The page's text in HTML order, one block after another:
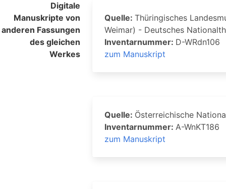
Digitale
Manuskripte von
anderen Fassungen
des gleichen
Werkes
Quelle:Thüringisches
Weimar) - Deutsches
Inventarnummer: D-WRdn106
zum Manuskript
Quelle: Österreichische
Inventarnummer:A-WnKT186
zum Manuskript